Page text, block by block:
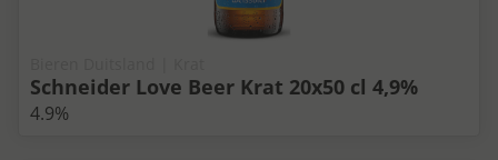
Schneider Love Beer Krat 20x50 cl 4,9%
4.9%